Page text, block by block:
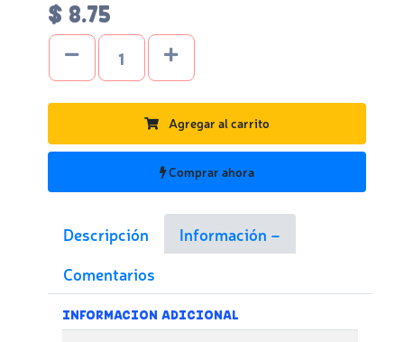
$ 8.75
Agregar al carrito
Comprar ahora
Descripción
Información
Comentarios
INFORMACION ADICIONAL